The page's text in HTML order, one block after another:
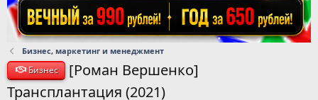
Бизнес, маркетинг и менеджмент
Бизнес
[Роман Вершенко]
Трансплантация (2021)